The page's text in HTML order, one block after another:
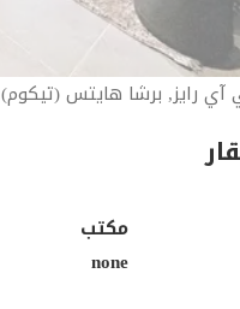
آي رايز, برشا هايتس (تيكوم)
مكتب
none